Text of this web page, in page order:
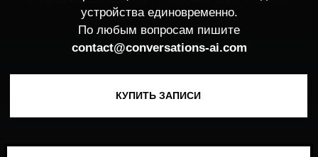
Ждем вас 2 декабря на
Conversations 2026 в Москве
ПОДПИСАТЬСЯ НА НОВОСТИ